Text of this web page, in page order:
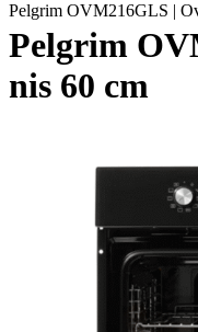
Pelgrim OVM216GLS |
Pelgrim
nis 60 cm